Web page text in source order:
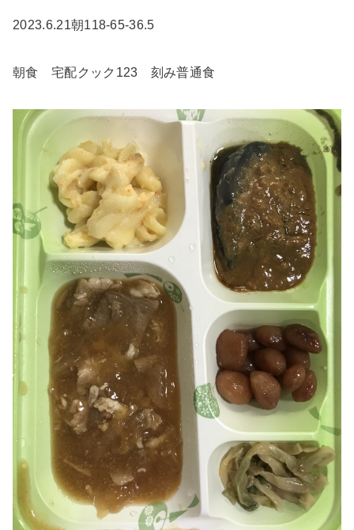
2023.6.21朝118-65-36.5
朝食 宅配クック123 刻み普通食